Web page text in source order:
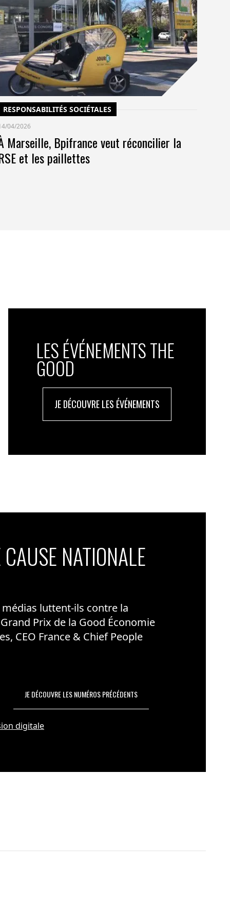
RESPONSABILITÉS SOCIÉTALES
04/2026
Marseille, Bpifrance veut réconcilier la
et les paillettes
LES ÉVÉNEMENTS THE
GOOD
JE DÉCOUVRE LES ÉVÉNEMENTS
NATIONALE
luttent-ils contre la
Prix de la Good Économie
CEO France & Chief People
JE DÉCOUVRE LES NUMÉROS PRÉCÉDENTS
digitale